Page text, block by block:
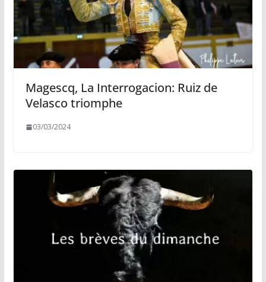
Magescq, La Interrogacion: Ruiz de
Velasco triomphe
03/03/2024